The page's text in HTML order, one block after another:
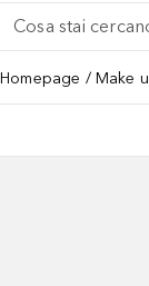
Homepage Make